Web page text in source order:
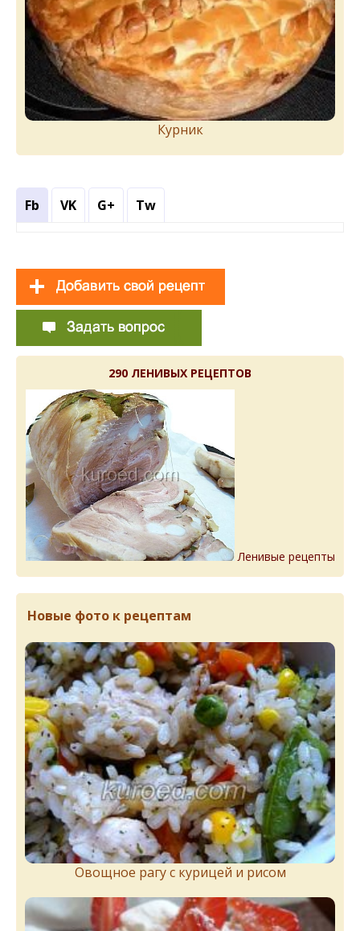
Курник
Fb VK G+ Tw
290 ЛЕНИВЫХ РЕЦЕПТОВ
Ленивые рецепты
Новые фото к рецептам
Овощное рагу с курицей и рисом